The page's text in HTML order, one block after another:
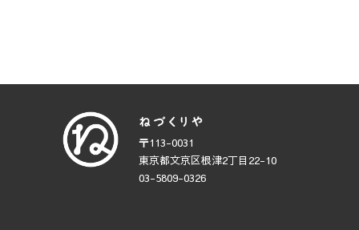
〒113-0031
東京都文京区根津2丁目22-10
03-5809-0326